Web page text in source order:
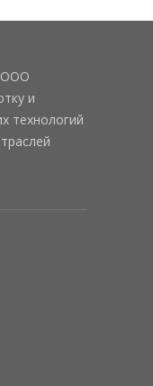
ООО
и
технологий